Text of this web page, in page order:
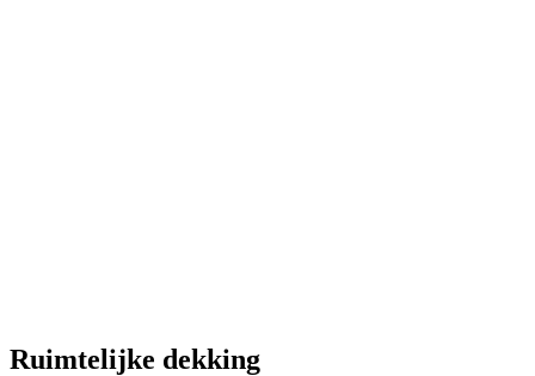
Ruimtelijke dekking